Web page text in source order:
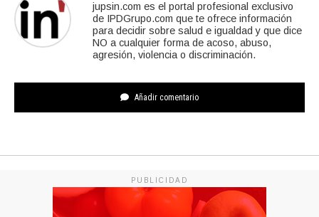
jupsin.com es el portal profesional exclusivo
de IPDGrupo.com que te ofrece información
para decidir sobre salud e igualdad y que dice
NO a cualquier forma de acoso, abuso,
agresión, violencia o discriminación.
Añadir comentario
PUBLICIDAD